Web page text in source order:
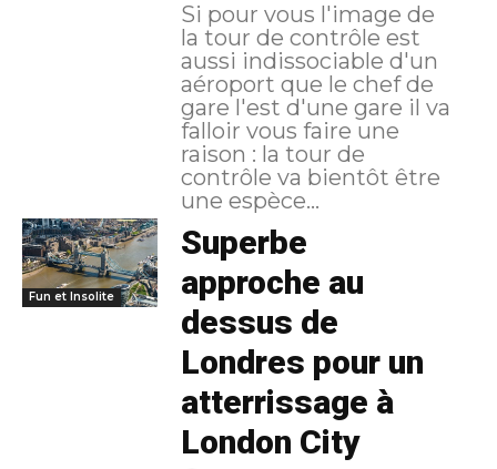
Si pour vous l'image de
la tour de contrôle est
aussi indissociable d'un
aéroport que le chef de
gare l'est d'une gare il va
falloir vous faire une
raison : la tour de
contrôle va bientôt être
une espèce...
Fun et Insolite
Superbe
approche au
dessus de
Londres pour un
atterrissage à
London City